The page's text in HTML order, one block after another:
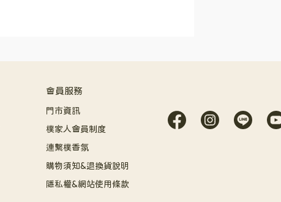
會員服務
門市資訊
樸家人會員制度
連繫樸香氛
購物須知&退換貨說明
隱私權&網站使用條款